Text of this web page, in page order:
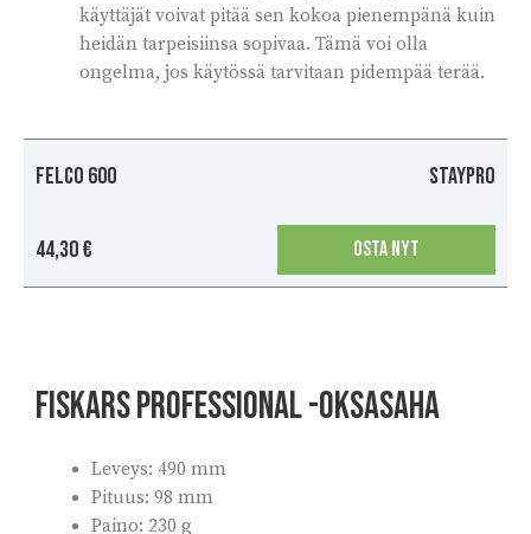
käyttäjät voivat pitää sen kokoa pienempänä kuin
heidän tarpeisiinsa sopivaa. Tämä voi olla
ongelma, jos käytössä tarvitaan pidempää terää.
FELCO 600 Staypro
44,30 € OSTA NYT
FISKARS Professional -oksasaha
Leveys: 490 mm
Pituus: 98 mm
Paino: 230 g